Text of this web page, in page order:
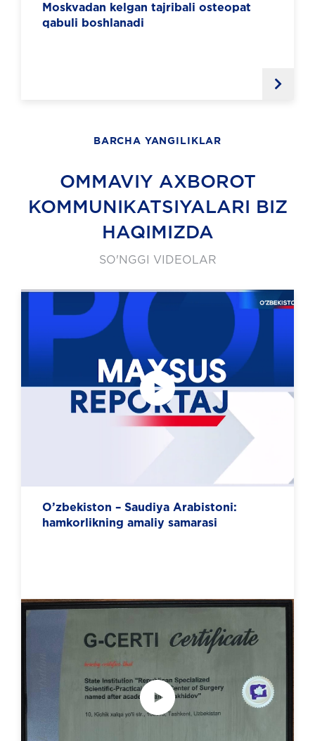
Moskvadan kelgan tajribali osteopat
qabuli boshlanadi
BARCHA YANGILIKLAR
OMMAVIY AXBOROT
KOMMUNIKATSIYALARI BIZ
HAQIMIZDA
SO'NGGI VIDEOLAR
O’zbekiston – Saudiya Arabistoni:
hamkorlikning amaliy samarasi